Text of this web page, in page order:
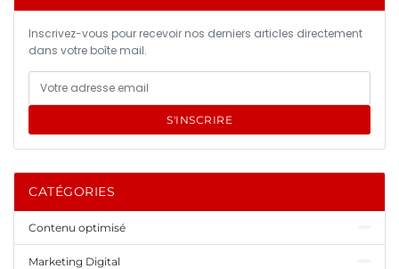
Inscrivez-vous pour recevoir nos derniers articles directement
dans votre boîte mail.
S'INSCRIRE
CATÉGORIES
Contenu optimisé
Marketing Digital